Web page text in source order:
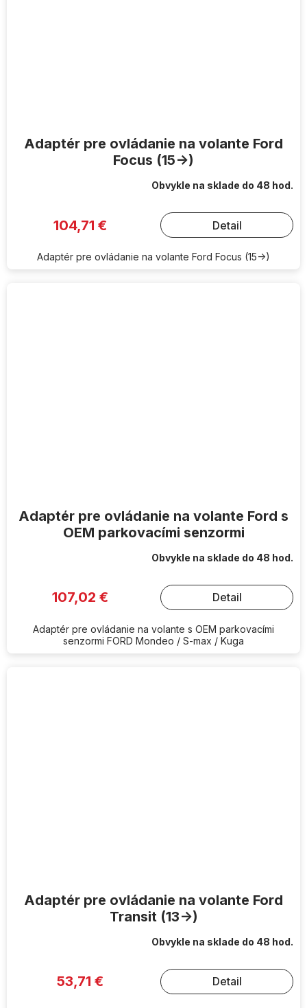
Adaptér pre ovládanie na volante Ford
Focus (15->)
Obvykle na sklade do 48 hod.
104,71 € Detail
Adaptér pre ovládanie na volante Ford Focus (15->)
Adaptér pre ovládanie na volante Ford s
OEM parkovacími senzormi
Obvykle na sklade do 48 hod.
107,02 € Detail
Adaptér pre ovládanie na volante s OEM parkovacími
senzormi FORD Mondeo / S-max / Kuga
Adaptér pre ovládanie na volante Ford
Transit (13->)
Obvykle na sklade do 48 hod.
53,71 € Detail